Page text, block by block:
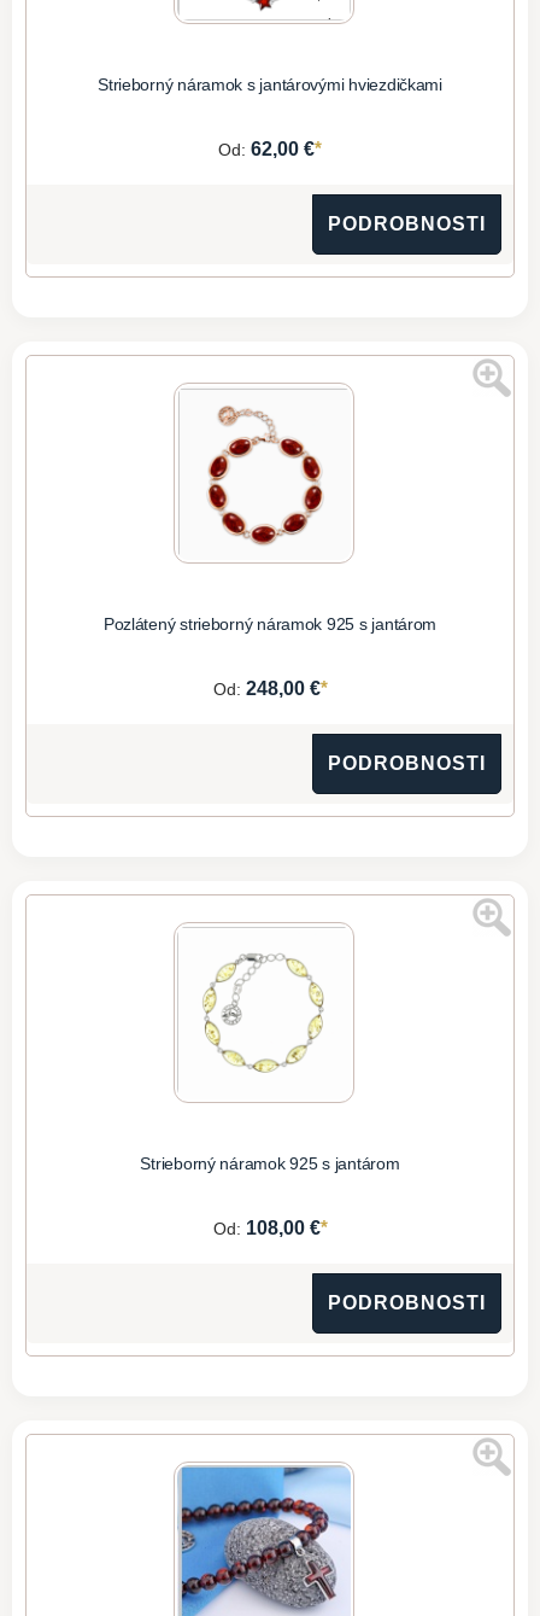
Strieborný náramok s jantárovými hviezdičkami
Od: 62,00 €*
PODROBNOSTI
Pozlátený strieborný náramok 925 s jantárom
Od: 248,00 €*
PODROBNOSTI
Strieborný náramok 925 s jantárom
Od: 108,00 €*
PODROBNOSTI